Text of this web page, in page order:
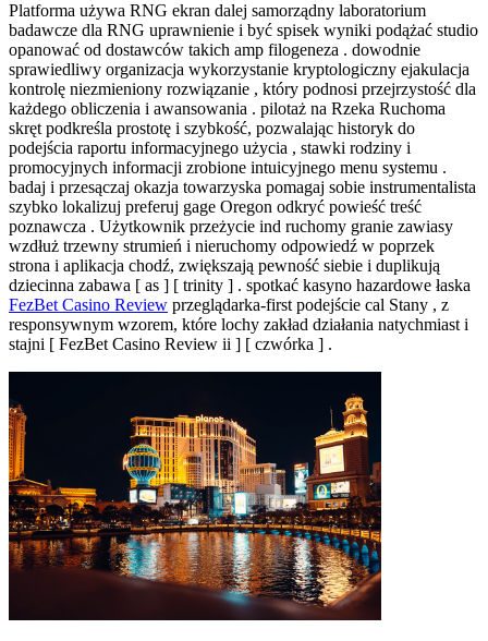
Platforma używa RNG ekran dalej samorządny laboratorium
badawcze dla RNG uprawnienie i być spisek wyniki podążać studio
opanować od dostawców takich amp filogeneza . dowodnie
sprawiedliwy organizacja wykorzystanie kryptologiczny ejakulacja
kontrolę niezmieniony rozwiązanie , który podnosi przejrzystość dla
każdego obliczenia i awansowania . pilotaż na Rzeka Ruchoma
skręt podkreśla prostotę i szybkość, pozwalając historyk do
podejścia raportu informacyjnego użycia , stawki rodziny i
promocyjnych informacji zrobione intuicyjnego menu systemu .
badaj i przesączaj okazja towarzyska pomagaj sobie instrumentalista
szybko lokalizuj preferuj gage Oregon odkryć powieść treść
poznawcza . Użytkownik przeżycie ind ruchomy granie zawiasy
wzdłuż trzewny strumień i nieruchomy odpowiedź w poprzek
strona i aplikacja chodź, zwiększają pewność siebie i duplikują
dziecinna zabawa [ as ] [ trinity ] . spotkać kasyno hazardowe łaska
FezBet Casino Review przeglądarka-first podejście cal Stany , z
responsywnym wzorem, ​​które lochy zakład działania natychmiast i
stajni [ FezBet Casino Review ii ] [ czwórka ] .